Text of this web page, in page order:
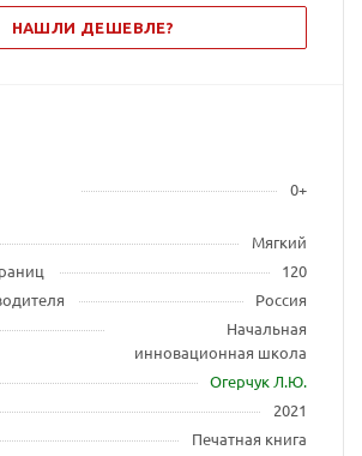
НАШЛИ ДЕШЕВЛЕ?
0+
Мягкий
120
Россия
Начальная
инновационная школа
Огерчук Л.Ю.
2021
Печатная книга